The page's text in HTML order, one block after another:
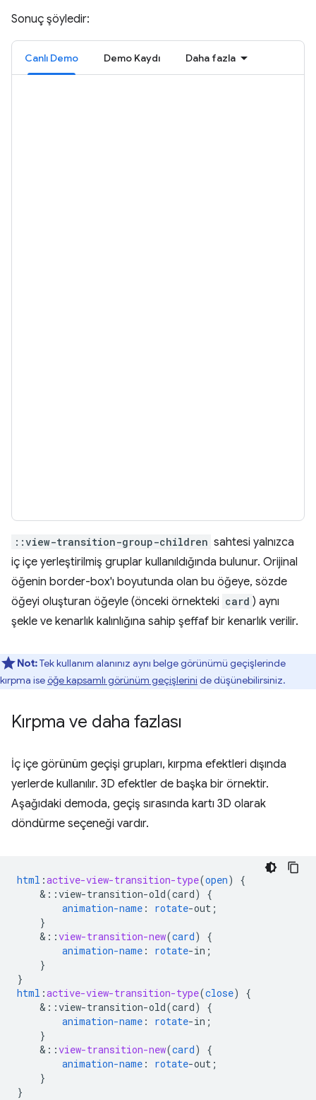
Sonuç şöyledir:
Canlı Demo Demo Kaydı Daha fazla
::view-transition-group-children sahtesi yalnızca
iç içe yerleştirilmiş gruplar kullanıldığında bulunur. Orijinal
öğenin border-box'ı boyutunda olan bu öğeye, sözde
öğeyi oluşturan öğeyle (önceki örnekteki card ) aynı
şekle ve kenarlık kalınlığına sahip şeffaf bir kenarlık verilir.
Not:Tek kullanım alanınız aynı belge görünümü geçişlerinde
kırpma iseöğe kapsamlı görünüm geçişlerini de düşünebilirsiniz.
Kırpma ve daha fazlası
İç içe görünüm geçişi grupları, kırpma efektleri dışında
yerlerde kullanılır. 3D efektler de başka bir örnektir.
Aşağıdaki demoda, geçiş sırasında kartı 3D olarak
döndürme seçeneği vardır.
html :active-view-transition-type(open)
{
& ::view-transition-old(card)
{
animation-name : rotate-out ;
}
& ::view-transition-new(card)
{
animation-name : rotate-in ;
}
}
html :active-view-transition-type(close)
{
& ::view-transition-old(card)
{
animation-name : rotate-in ;
}
& ::view-transition-new(card)
{
animation-name : rotate-out ;
}
}